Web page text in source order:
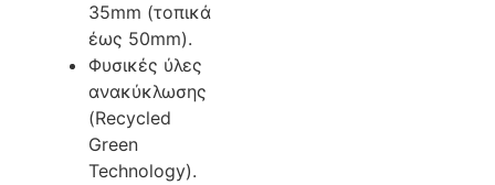
35mm (τοπικά
έως 50mm).
Φυσικές ύλες
ανακύκλωσης
(Recycled
Green
Technology).